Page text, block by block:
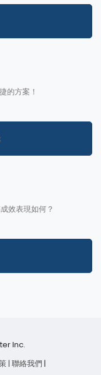
的方案！
效表現如何？
Inc.
| 聯絡我們 |